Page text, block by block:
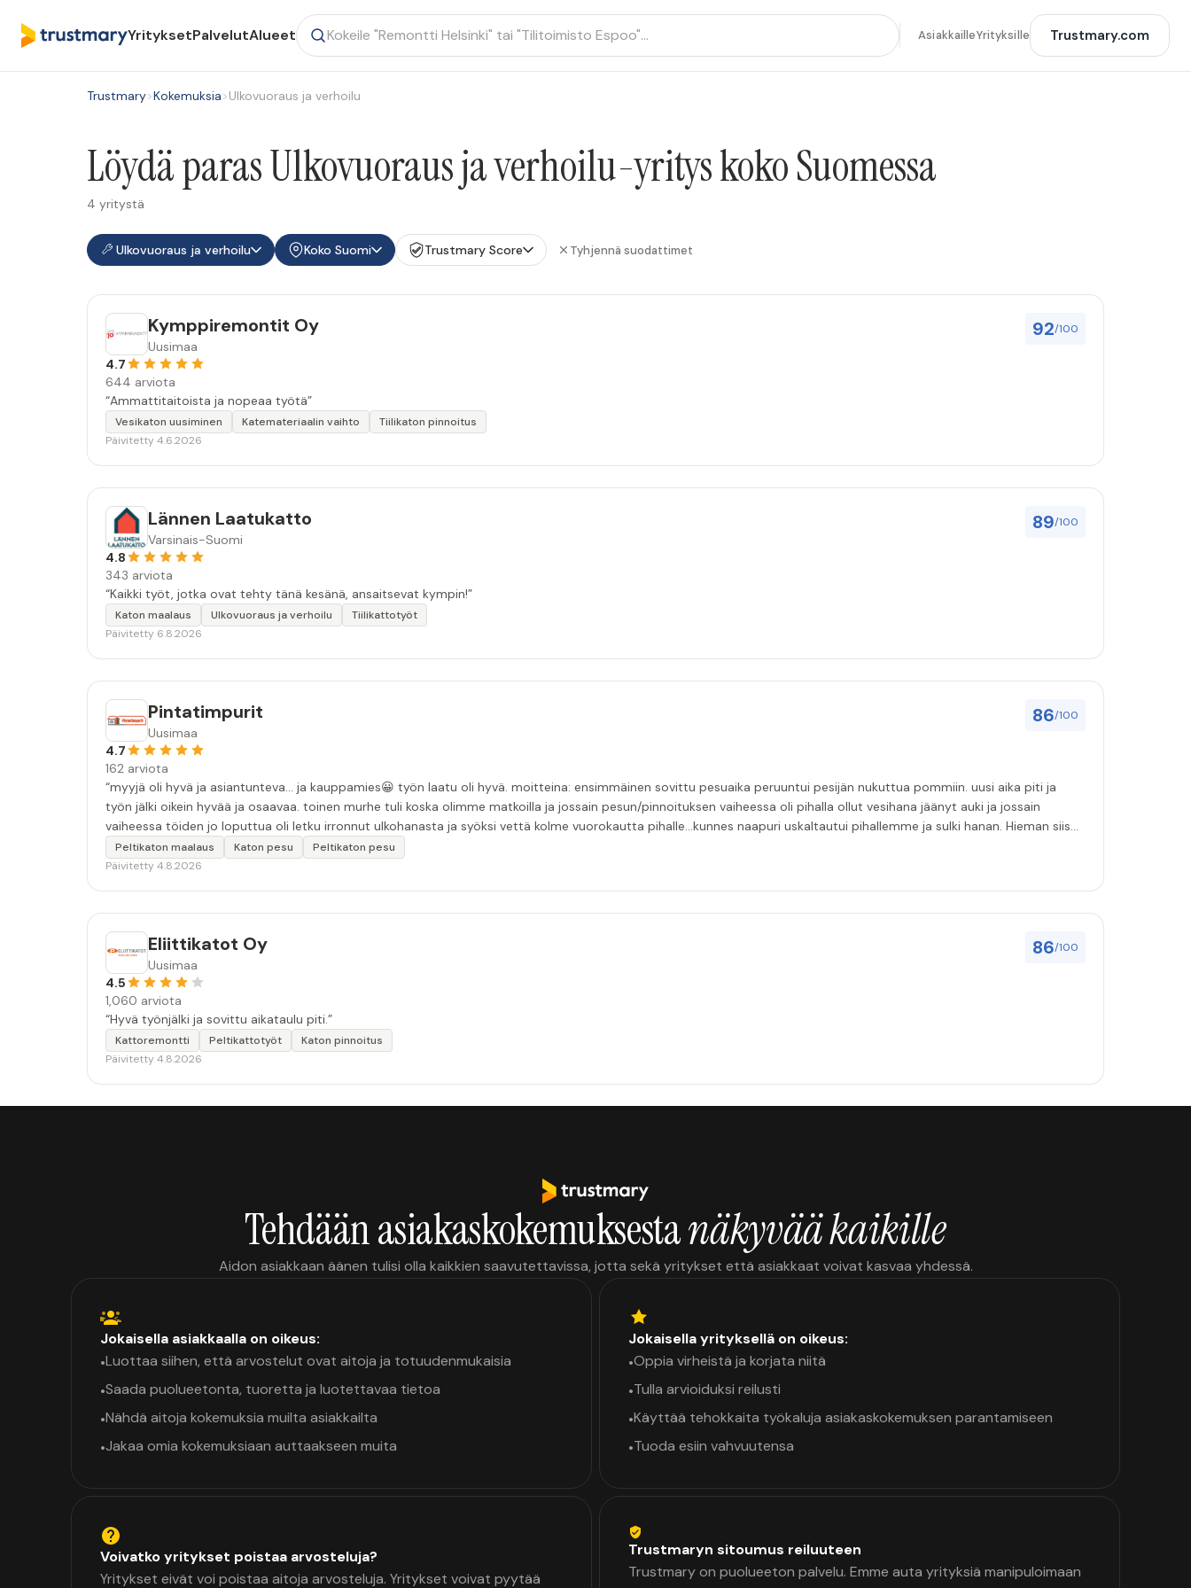
YrityksetPalvelutAlueet AsiakkailleYrityksille Trustmary.com
Trustmary>Kokemuksia>Ulkovuoraus ja verhoilu
Löydä paras Ulkovuoraus ja verhoilu-yritys koko Suomessa
4 yritystä
Ulkovuoraus ja verhoilu Koko Suomi Trustmary Score Tyhjennä suodattimet
92/100
Kymppiremontit Oy
Uusimaa
4.7
644 arviota
“Ammattitaitoista ja nopeaa työtä”
Vesikaton uusiminen Katemateriaalin vaihto
Tiilikaton pinnoitus
Päivitetty 4.6.2026
89/100
Lännen Laatukatto
Varsinais-Suomi
4.8
343 arviota
“Kaikki työt, jotka ovat tehty tänä kesänä, ansaitsevat kympin!”
Katon maalaus Ulkovuoraus ja verhoilu
Tiilikattotyöt
Päivitetty 6.8.2026
86/100
Pintatimpurit
Uusimaa
4.7
162 arviota
“myyjä oli hyvä ja asiantunteva... ja kauppamies😀 työn laatu oli hyvä. moitteina: ensimmäinen sovittu pesuaika peruuntui pesijän nukuttua pommiin. uusi aika piti ja
työn jälki oikein hyvää ja osaavaa. toinen murhe tuli koska olimme matkoilla ja jossain pesun/pinnoituksen vaiheessa oli pihalla ollut vesihana jäänyt auki ja jossain
vaiheessa töiden jo loputtua oli letku irronnut ulkohanasta ja syöksi vettä kolme vuorokautta pihalle...kunnes naapuri uskaltautui pihallemme ja sulki hanan. Hieman siis
tarkkuutta hommiin ja hyvä tulee. ”
Peltikaton maalaus Katon pesu
Peltikaton pesu
Päivitetty 4.8.2026
86/100
Eliittikatot Oy
Uusimaa
4.5
1,060 arviota
“Hyvä työnjälki ja sovittu aikataulu piti.”
Kattoremontti Peltikattotyöt
Katon pinnoitus
Päivitetty 4.8.2026
Tehdään asiakaskokemuksestanäkyvää kaikille
Aidon asiakkaan äänen tulisi olla kaikkien saavutettavissa, jotta sekä yritykset että asiakkaat voivat kasvaa yhdessä.
Jokaisella asiakkaalla on oikeus:
•Luottaa siihen, että arvostelut ovat aitoja ja totuudenmukaisia
•Saada puolueetonta, tuoretta ja luotettavaa tietoa
•Nähdä aitoja kokemuksia muilta asiakkailta
•Jakaa omia kokemuksiaan auttaakseen muita
Jokaisella yrityksellä on oikeus:
•Oppia virheistä ja korjata niitä
•Tulla arvioiduksi reilusti
•Käyttää tehokkaita työkaluja asiakaskokemuksen parantamiseen
•Tuoda esiin vahvuutensa
Voivatko yritykset poistaa arvosteluja?
Yritykset eivät voi poistaa aitoja arvosteluja. Yritykset voivat pyytää
Trustmaryn sitoumus reiluuteen
Trustmary on puolueeton palvelu. Emme auta yrityksiä manipuloimaan